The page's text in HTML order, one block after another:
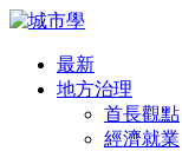
最新
地方治理
首長觀點
經濟就業